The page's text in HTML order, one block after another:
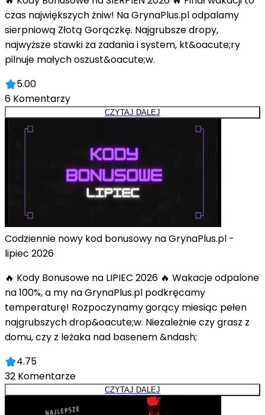
czas największych żniw! Na GrynaPlus.pl odpalamy
sierpniową Złotą Gorączkę. Najgrubsze dropy,
najwyższe stawki za zadania i system, kt&oacute;ry
pilnuje małych oszust&oacute;w.
5.00
6 Komentarzy
CZYTAJ DALEJ
Codziennie nowy kod bonusowy na GrynaPlus.pl -
lipiec 2026
🔥 Kody Bonusowe na LIPIEC 2026 🔥 Wakacje odpalone
na 100%, a my na GrynaPlus.pl podkręcamy
temperaturę! Rozpoczynamy gorący miesiąc pełen
najgrubszych drop&oacute;w. Niezależnie czy grasz z
domu, czy z leżaka nad basenem &ndash;
4.75
32 Komentarze
CZYTAJ DALEJ